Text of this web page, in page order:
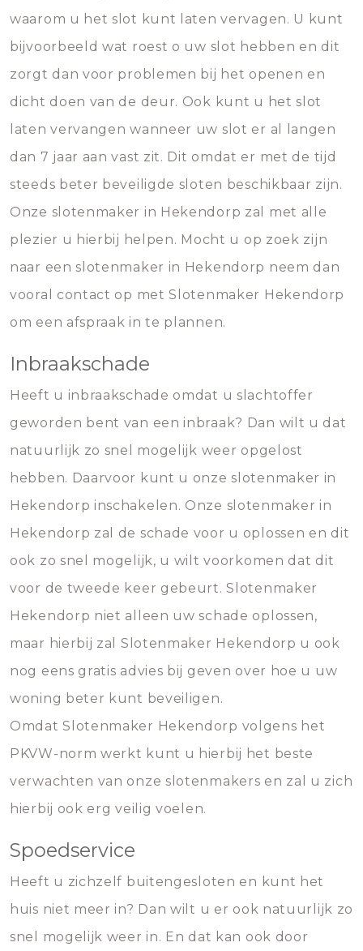
waarom u het slot kunt laten vervagen. U kunt
bijvoorbeeld wat roest o uw slot hebben en dit
zorgt dan voor problemen bij het openen en
dicht doen van de deur. Ook kunt u het slot
laten vervangen wanneer uw slot er al langen
dan 7 jaar aan vast zit. Dit omdat er met de tijd
steeds beter beveiligde sloten beschikbaar zijn.
Onze slotenmaker in Hekendorp zal met alle
plezier u hierbij helpen. Mocht u op zoek zijn
naar een slotenmaker in Hekendorp neem dan
vooral contact op met Slotenmaker Hekendorp
om een afspraak in te plannen.
Inbraakschade
Heeft u inbraakschade omdat u slachtoffer
geworden bent van een inbraak? Dan wilt u dat
natuurlijk zo snel mogelijk weer opgelost
hebben. Daarvoor kunt u onze slotenmaker in
Hekendorp inschakelen. Onze slotenmaker in
Hekendorp zal de schade voor u oplossen en dit
ook zo snel mogelijk, u wilt voorkomen dat dit
voor de tweede keer gebeurt. Slotenmaker
Hekendorp niet alleen uw schade oplossen,
maar hierbij zal Slotenmaker Hekendorp u ook
nog eens gratis advies bij geven over hoe u uw
woning beter kunt beveiligen.
Omdat Slotenmaker Hekendorp volgens het
PKVW-norm werkt kunt u hierbij het beste
verwachten van onze slotenmakers en zal u zich
hierbij ook erg veilig voelen.
Spoedservice
Heeft u zichzelf buitengesloten en kunt het
huis niet meer in? Dan wilt u er ook natuurlijk zo
snel mogelijk weer in. En dat kan ook door